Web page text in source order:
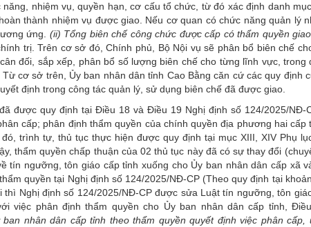
nhiệm vụ, quyền hạn, cơ cấu tổ chức, từ đó xác định danh
thành nhiệm vụ được giao. Nếu cơ quan có chức năng quản lý
ứng. (ii) Tổng biên chế công chức được cấp có thẩm quyền
trị. Trên cơ sở đó, Chính phủ, Bộ Nội vụ sẽ phân bổ biên chế
đối, sắp xếp, phân bổ số lượng biên chế cho từng lĩnh vực, trong
cơ sở trên, Ủy ban nhân dân tỉnh Cao Bằng căn cứ các quy định
định trong công tác quản lý, sử dụng biên chế đã được giao.
được quy định tại Điều 18 và Điều 19 Nghị định số 124/2025/NĐ-
cấp; phân định thẩm quyền của chính quyền địa phương hai cấp
trình tự, thủ tục thực hiện được quy định tại mục XIII, XIV Phụ
thẩm quyền chấp thuận của 02 thủ tục này đã có sự thay đổi
tín ngưỡng, tôn giáo cấp tỉnh xuống cho Ủy ban nhân dân cấp xã
quyền tại Nghị định số 124/2025/NĐ-CP (Theo quy định tại
thì Nghị định số 124/2025/NĐ-CP được sửa Luật tín ngưỡng, tôn
việc phân định thẩm quyền cho Ủy ban nhân dân cấp tỉnh,
ban nhân dân cấp tỉnh theo thẩm quyền quyết định việc phân cấp,